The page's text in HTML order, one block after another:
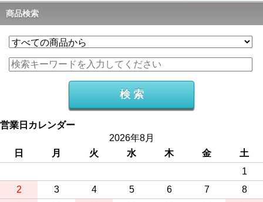
商品検索
営業日カレンダー
2026年8月
日
月 火 水 木 金
土
1
2
3 4 5 6 7
8